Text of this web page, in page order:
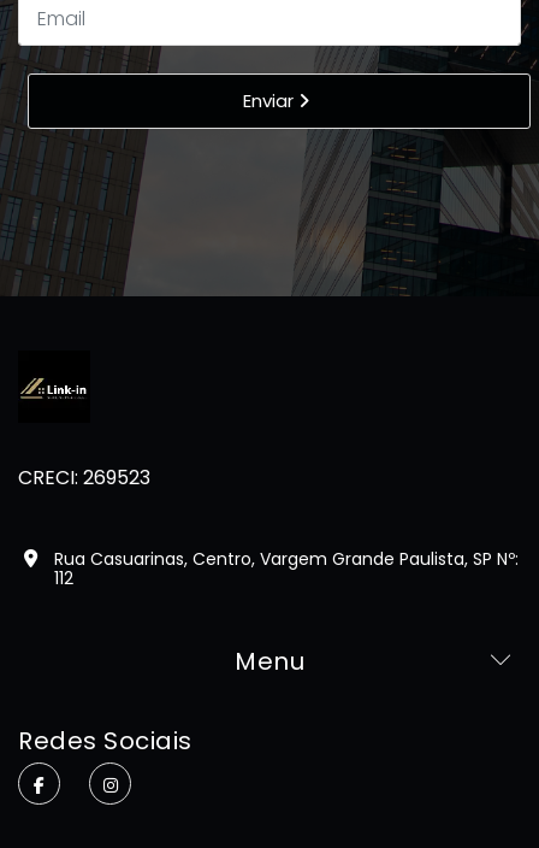
Enviar
CRECI: 269523
Rua Casuarinas, Centro, Vargem Grande Paulista, SP Nº:
112
Menu
Redes Sociais